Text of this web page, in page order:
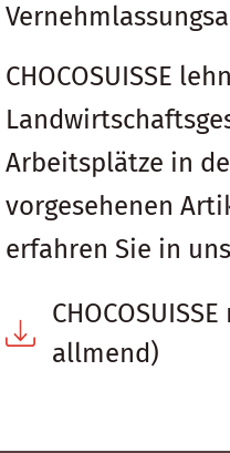
CHOCOSUISSE
Arbeitsplätze in
vorgesehenen
erfahren Sie in
allmend)